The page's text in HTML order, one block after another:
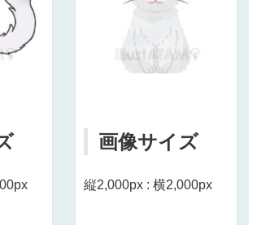
画像サイズ
縦2,000px : 横2,000px